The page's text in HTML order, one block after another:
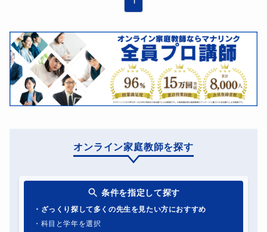
オンライン家庭教師を探す
条件を指定して探す
・ざっくり探して多くの先生を見たい方におすすめ
・科目と学年を選択